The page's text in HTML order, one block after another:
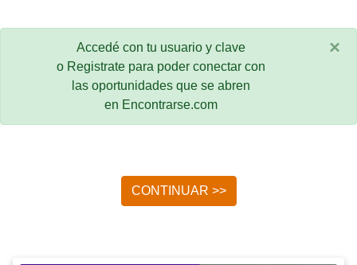
Accedé con tu usuario y clave
o Registrate para poder conectar con
las oportunidades que se abren
en Encontrarse.com
×
CONTINUAR >>